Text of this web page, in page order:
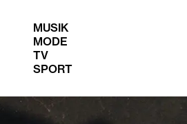
MUSIK
MODE
TV
SPORT